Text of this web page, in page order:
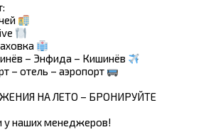
– Энфида – Кишинёв
– отель – аэропорт
НА ЛЕТО – БРОНИРУЙТЕ
у наших менеджеров!